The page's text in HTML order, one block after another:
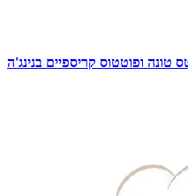
טונה ופוטטוס קריספיים בנינג'ה